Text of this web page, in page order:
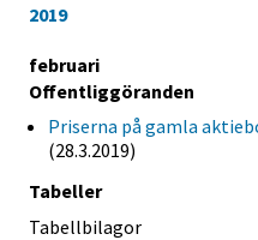
2019
februari
Offentliggöranden
Priserna på gamla
(28.3.2019)
Tabeller
Tabellbilagor